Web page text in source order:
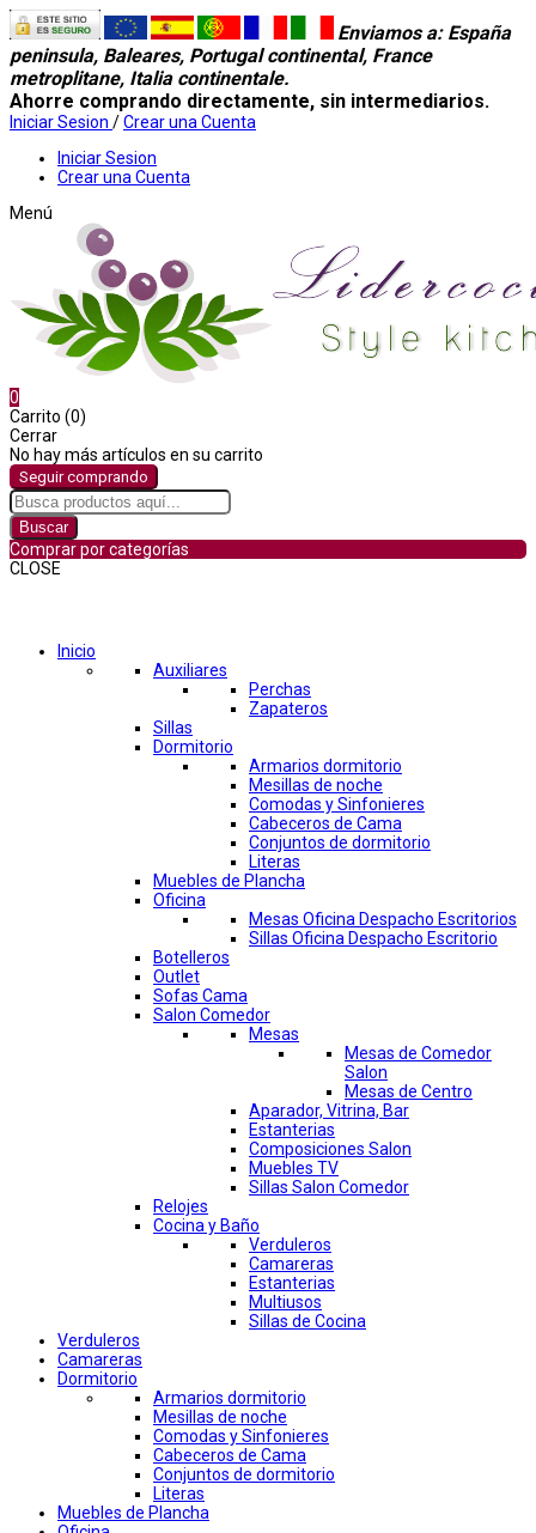
Enviamos a: España
peninsula, Baleares, Portugal continental, France
metroplitane, Italia continentale.
Ahorre comprando directamente, sin intermediarios.
Iniciar Sesion /Crear una Cuenta
Iniciar Sesion
Crear una Cuenta
Menú
0
Carrito (0)
Cerrar
No hay más artículos en su carrito
Seguir comprando
Buscar
Comprar por categorías
CLOSE
Inicio
Auxiliares
Perchas
Zapateros
Sillas
Dormitorio
Armarios dormitorio
Mesillas de noche
Comodas y Sinfonieres
Cabeceros de Cama
Conjuntos de dormitorio
Literas
Muebles de Plancha
Oficina
Mesas Oficina Despacho Escritorios
Sillas Oficina Despacho Escritorio
Botelleros
Outlet
Sofas Cama
Salon Comedor
Mesas
Mesas de Comedor
Salon
Mesas de Centro
Aparador, Vitrina, Bar
Estanterias
Composiciones Salon
Muebles TV
Sillas Salon Comedor
Relojes
Cocina y Baño
Verduleros
Camareras
Estanterias
Multiusos
Sillas de Cocina
Verduleros
Camareras
Dormitorio
Armarios dormitorio
Mesillas de noche
Comodas y Sinfonieres
Cabeceros de Cama
Conjuntos de dormitorio
Literas
Muebles de Plancha